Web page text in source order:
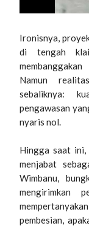
Ironisnya,
di tengah
Namun
sebaliknya:
pengawasan
nyaris nol.
Hingga saat ini,
menjabat
Wimbanu,
mengirimkan
pembesian,